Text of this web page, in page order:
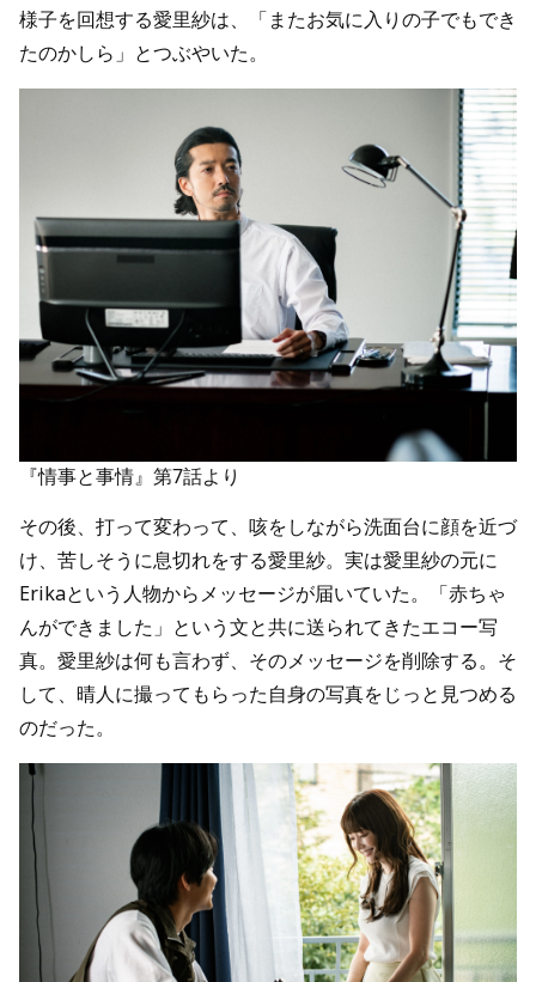
様子を回想する愛里紗は、「またお気に入りの子でもでき
たのかしら」とつぶやいた。
『情事と事情』第7話より
その後、打って変わって、咳をしながら洗面台に顔を近づ
け、苦しそうに息切れをする愛里紗。実は愛里紗の元に
Erikaという人物からメッセージが届いていた。「赤ちゃ
んができました」という文と共に送られてきたエコー写
真。愛里紗は何も言わず、そのメッセージを削除する。そ
して、晴人に撮ってもらった自身の写真をじっと見つめる
のだった。